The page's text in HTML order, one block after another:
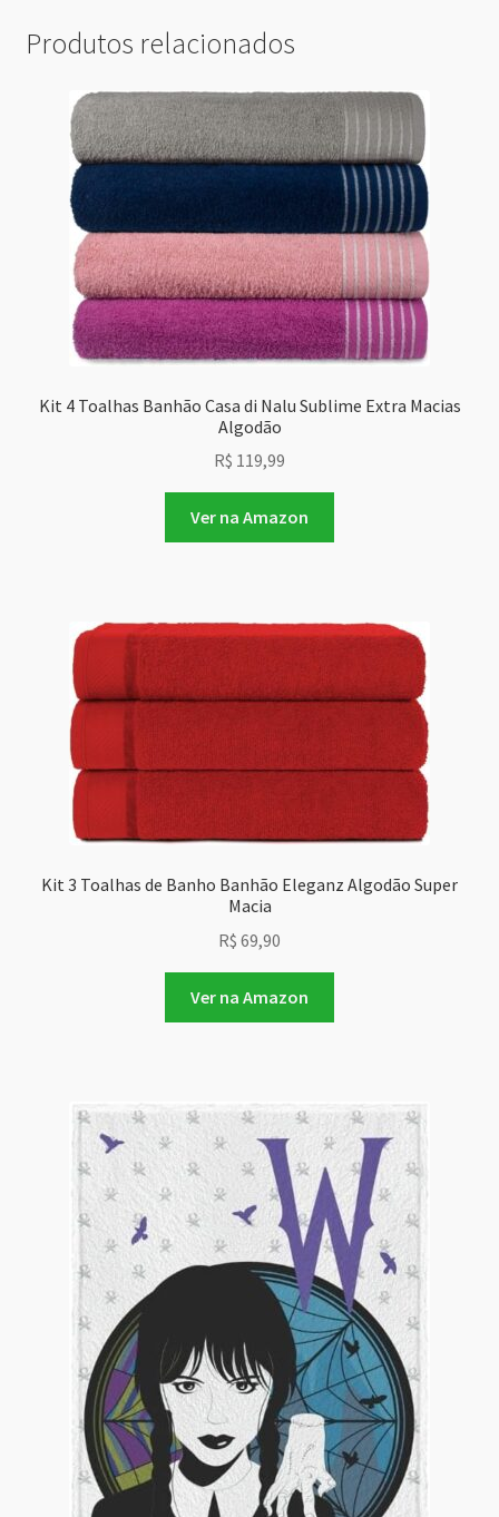
Produtos relacionados
Kit 4 Toalhas Banhão Casa di Nalu Sublime Extra Macias
Algodão
R$ 119,99
Ver na Amazon
Kit 3 Toalhas de Banho Banhão Eleganz Algodão Super
Macia
R$ 69,90
Ver na Amazon